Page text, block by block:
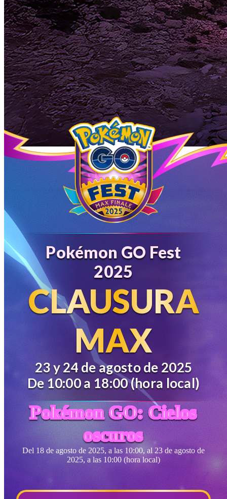
Pokémon GO Fest
2025
CLAUSURA
MAX
23 y 24 de agosto de 2025
De 10:00 a 18:00 (hora local)
Pokémon GO: Cielos
oscuros
Del 18 de agosto de 2025, a las 10:00, al 23 de agosto de
2025, a las 10:00 (hora local)